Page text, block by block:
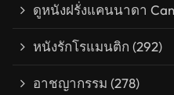
ดูหนังฝรั่งแคนนาดา
หนังรักโรแมนติก (292)
อาชญากรรม (278)